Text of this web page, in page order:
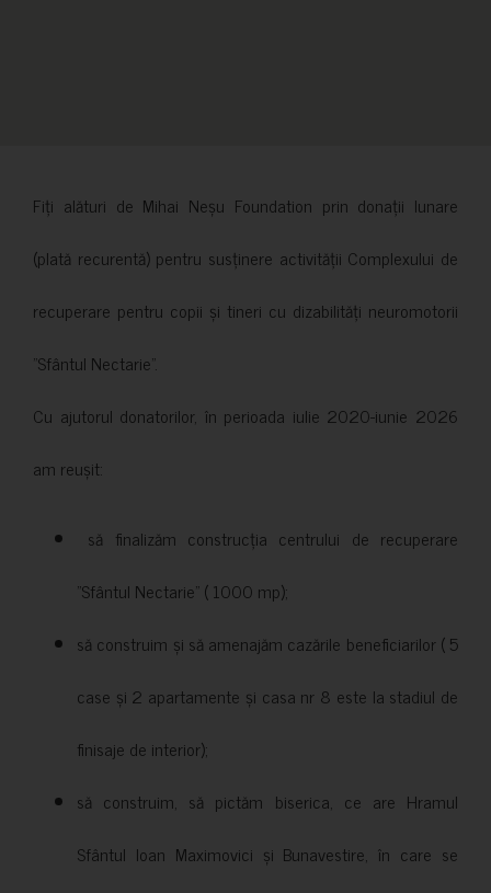
Fiți alături de Mihai Neșu Foundation prin donații lunare
(plată recurentă) pentru susținere activității Complexului de
recuperare pentru copii și tineri cu dizabilități neuromotorii
”Sfântul Nectarie”.
Cu ajutorul donatorilor, în perioada iulie 2020-iunie 2026
am reușit:
să finalizăm construcția centrului de recuperare
”Sfântul Nectarie” ( 1000 mp);
să construim și să amenajăm cazările beneficiarilor ( 5
case și 2 apartamente și casa nr 8 este la stadiul de
finisaje de interior);
să construim, să pictăm biserica, ce are Hramul
Sfântul Ioan Maximovici și Bunavestire, în care se